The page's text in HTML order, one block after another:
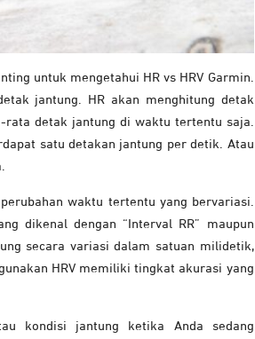
untuk mengetahui HR vs HRV Garmin.
jantung. HR akan menghitung detak
rata detak jantung di waktu tertentu saja.
satu detakan jantung per detik. Atau
waktu tertentu yang bervariasi.
dikenal dengan “Interval RR” maupun
secara variasi dalam satuan milidetik,
HRV memiliki tingkat akurasi yang
kondisi jantung ketika Anda sedang